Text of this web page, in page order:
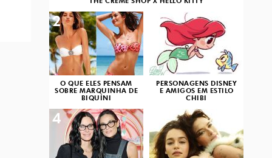
THE CRÈME SHOP X HELLO KITTY
O QUE ELES PENSAM
SOBRE MARQUINHA DE
BIQUÍNI
2
PERSONAGENS DISNEY
E AMIGOS EM ESTILO
CHIBI
3
4